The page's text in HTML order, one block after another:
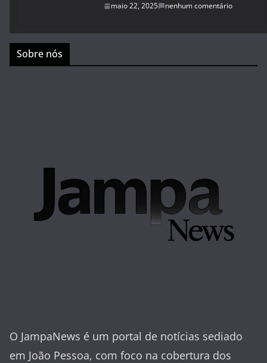
maio 22, 2025 nenhum comentário
Sobre nós
O JampaNews é um portal de notícias sediado
em João Pessoa, com foco na cobertura dos